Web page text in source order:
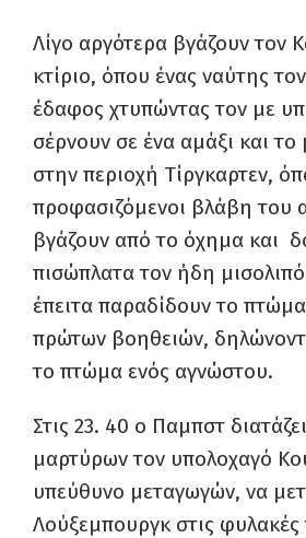
Λίγο αργότερα βγάζουν τον
κτίριο, όπου ένας ναύτης
έδαφος χτυπώντας τον με
σέρνουν σε ένα αμάξι και
στην περιοχή Τίργκαρτεν,
προφασιζόμενοι βλάβη του
βγάζουν από το όχημα και
πισώπλατα τον ήδη
έπειτα παραδίδουν το
πρώτων βοηθειών,
το πτώμα ενός αγνώστου.
Στις 23. 40 ο Παμπστ
μαρτύρων τον υπολοχαγό
υπεύθυνο μεταγωγών, να
Λούξεμπουργκ στις